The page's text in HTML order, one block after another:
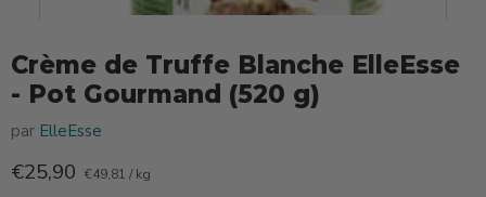
Crème de Truffe Blanche ElleEsse
- Pot Gourmand (520 g)
par ElleEsse
Prix actuel
€25,90 €49,81 /kg